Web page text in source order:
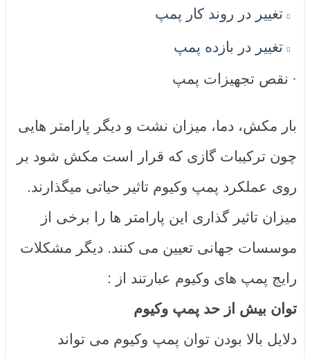
تغییر در روند کار پمپ
تغییر در بازده پمپ
· نقص تجهیزات پمپ
بار مکش، دما، میزان نشت و دیگر پارامتر هایی
چون ترکیبات گازی که قرار است مکش شود بر
روی عملکرد پمپ وکیوم تاثیر حیاتی میگذارند.
میزان تاثیر گذاری این پارامتر ها را برخی از
موسسات جهانی تعیین می کنند. دیگر مشکلات
رایج پمپ های وکیوم عبارتند از :
توان بیش از حد پمپ وکیوم
دلایل بالا بودن توان پمپ وکیوم می تواند